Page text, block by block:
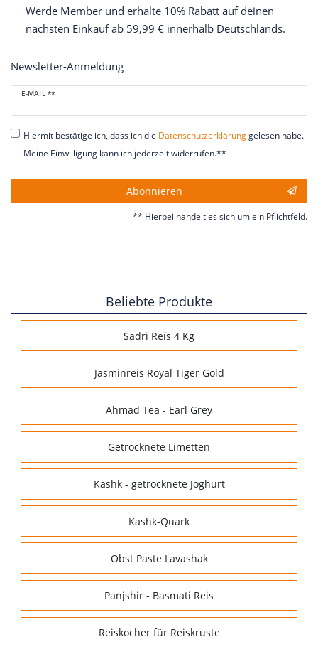
Werde Member und erhalte 10% Rabatt auf deinen
nächsten Einkauf ab 59,99 € innerhalb Deutschlands.
Newsletter-Anmeldung
E-MAIL **
Newsletter
Honig
Hiermit bestätige ich, dass ich die Daten­schutz­erklärunggelesen habe.
Meine Einwilligung kann ich jederzeit widerrufen.**
Abonnieren
** Hierbei handelt es sich um ein Pflichtfeld.
Beliebte Produkte
Sadri Reis 4 Kg
Jasminreis Royal Tiger Gold
Ahmad Tea - Earl Grey
Getrocknete Limetten
Kashk - getrocknete Joghurt
Kashk-Quark
Obst Paste Lavashak
Panjshir - Basmati Reis
Reiskocher für Reiskruste